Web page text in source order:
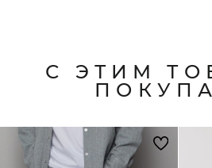
С ЭТИМ